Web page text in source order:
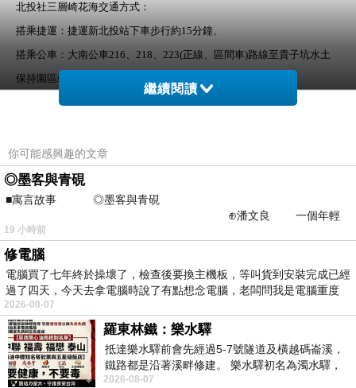
北投社三層崎花海交通方式：
搭乘捷運：捷運新北投站下車步行約15分鐘。
搭乘公車：大南公車216、218、223(正線、區間車)路線至貴子坑水土
保持園區站下車。
騎乘YouBike：從YouBike捷運新北投站至秀山區民活動中心站約8分。
關渡宮約在西元1661年創立，主祀媽祖，是臺灣北部最古老的媽祖廟，
原稱靈山廟，位在靈山山頂。
沿山坡闢建的後山公園，亭台樓閣林立，遠眺淡水河、觀音山視野極
佳，而後山公園停車場旁的河畔隄防，更是乘涼、散步、聊天的好去
處，紅樹林沼澤近在眼前，偶有水鳥飛過，愜意悠閒。
中華民國交通部觀光局-關渡宮
https://www.taiwan.net.tw/m1.aspx?sNo=0001090&id=237
「關渡」是由凱達格蘭族語「Kantou」而來，西班牙文獻中則記為
「Casidor」；另因發音語系不同，故產生多整別稱，常見有「甘答」、
「干豆」、「干荳」、「肩脰」、「墘竇」和「官渡」等，基本上是由
繼續閱讀
你可能感興趣的文章
◎墨客與青硯
■寓言故事 ◎墨客與青硯
⊕潘文良 一個年輕
的墨客，在京城的古玩肆裡
19 小時前
修電腦
電腦買了七年終於操壞了，檢查後要換主機板，等叫貨到安裝完成已經
過了四天，今天去拿電腦時說了有點想念電腦，老闆問我是電腦重度
2026-08-07
羅東林鐵：樂水驛
抵達樂水驛前會先經過5-7號隧道及橫越碼崙溪，
鐵路都是沿著溪畔修建。 樂水驛初名為濁水驛，
但因與臺鐵集集線車站同名，於1953
2026-08-07